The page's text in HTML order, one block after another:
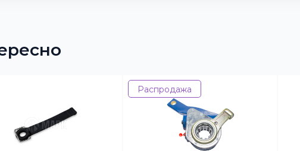
Распродажа